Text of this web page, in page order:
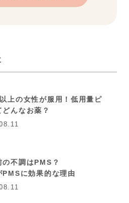
上の女性が服用！低用量ピ
どんなお薬？
の不調はPMS？
PMSに効果的な理由